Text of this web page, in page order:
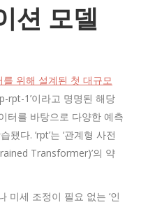
션 모델
위해 설계된 첫 대규모
rpt-1’이라고 명명된 해당
터를 바탕으로 다양한 예측
다. ‘rpt’는 ‘관계형 사전
Transformer)’의 약
미세 조정이 필요 없는 ‘인